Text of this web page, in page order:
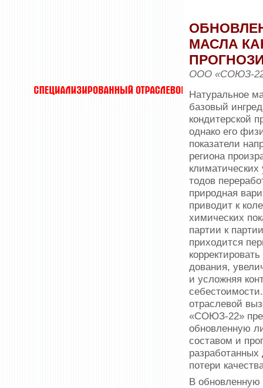
МАСЛА
ООО «СОЮЗ-
Натуральное
базо­вый
кондитерской
однако его
показатели
региона
тодов
природная
приводит к
химических
партии к
приходится
дования,
и усложняя
отраслевой
«СОЮЗ-22»
обновлен­ную
составом и
потери
В обновленную